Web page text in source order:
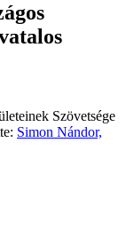
Szövetsége
Simon Nándor,